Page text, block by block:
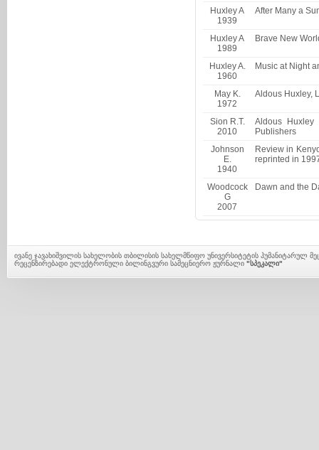
Huxley A
1939
After Many a
Huxley A
1989
Brave New
Huxley A.
1960
Music at Night
May K.
1972
Aldous Huxley,
Sion R.T.
2010
Aldous
Publishers
Johnson
E.
1940
Review in
reprinted in
Woodcock
G
2007
Dawn and the
ივანე ჯავახიშვილის სახელობის თბილისის სახელმწიფო უნივერსიტეტის ჰუმანიტარულ
რეცენზირებადი ელექტრონული ბილინგვური სამეცნიერო ჟურნალი "სპეკალი"